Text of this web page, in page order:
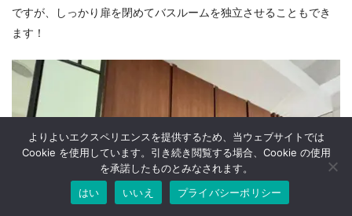
ですが、しっかり扉を閉めてバスルームを独立させることもでき
ます！
よりよいエクスペリエンスを提供するため、当ウェブサイトでは
Cookie を使用しています。引き続き閲覧する場合、Cookie の使用
を承諾したものとみなされます。
はい
いいえ プライバシーポリシー